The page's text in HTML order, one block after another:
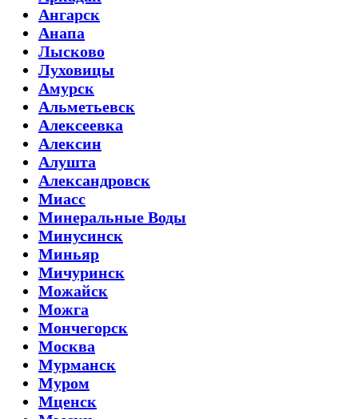
Ангарск
Анапа
Лысково
Луховицы
Амурск
Альметьевск
Алексеевка
Алексин
Алушта
Александровск
Миасс
Минеральные Воды
Минусинск
Миньяр
Мичуринск
Можайск
Можга
Мончегорск
Москва
Мурманск
Муром
Мценск